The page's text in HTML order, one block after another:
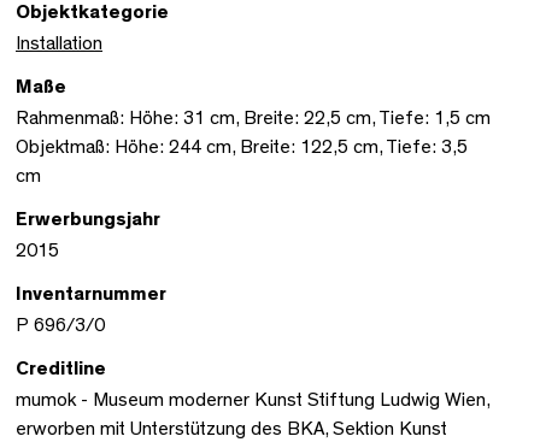
Objektkategorie
Installation
Maße
Rahmenmaß: Höhe: 31 cm, Breite: 22,5 cm, Tiefe: 1,5 cm
Objektmaß: Höhe: 244 cm, Breite: 122,5 cm, Tiefe: 3,5
cm
Erwerbungsjahr
2015
Inventarnummer
P 696/3/0
Creditline
mumok - Museum moderner Kunst Stiftung Ludwig Wien,
erworben mit Unterstützung des BKA, Sektion Kunst